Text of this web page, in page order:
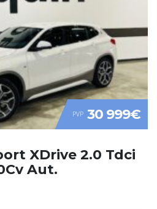
PVP 30 999€
XDrive 2.0 Tdci
Aut.